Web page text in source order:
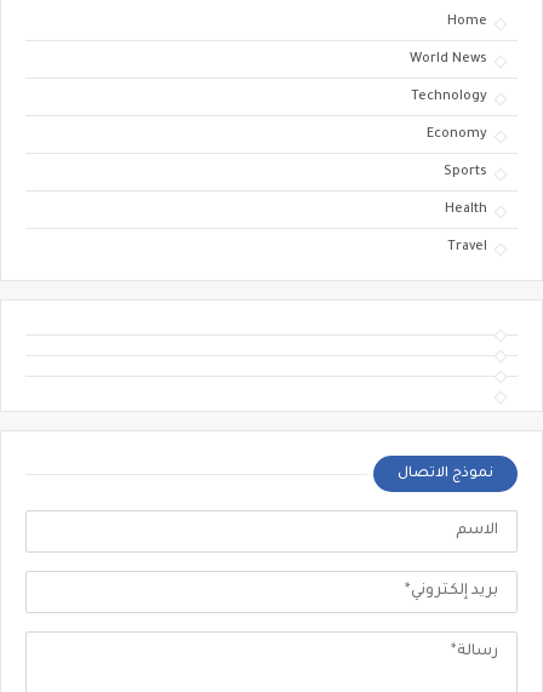
Home
World News
Technology
Economy
Sports
Health
Travel
نموذج الاتصال